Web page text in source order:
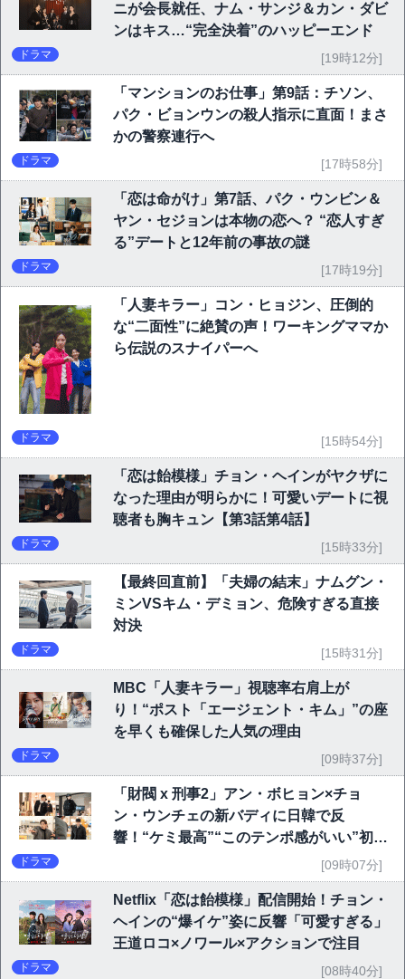
ニが会長就任、ナム・サンジ＆カン・ダビ
ンはキス…“完全決着”のハッピーエンド
ドラマ [19時12分]
「マンションのお仕事」第9話：チソン、
パク・ビョンウンの殺人指示に直面！まさ
かの警察連行へ
ドラマ [17時58分]
「恋は命がけ」第7話、パク・ウンビン＆
ヤン・セジョンは本物の恋へ？ “恋人すぎ
る”デートと12年前の事故の謎
ドラマ [17時19分]
「人妻キラー」コン・ヒョジン、圧倒的
な“二面性”に絶賛の声！ワーキングママか
ら伝説のスナイパーへ
ドラマ [15時54分]
「恋は飴模様」チョン・ヘインがヤクザに
なった理由が明らかに！可愛いデートに視
聴者も胸キュン【第3話第4話】
ドラマ [15時33分]
【最終回直前】「夫婦の結末」ナムグン・
ミンVSキム・デミョン、危険すぎる直接
対決
ドラマ [15時31分]
MBC「人妻キラー」視聴率右肩上が
り！“ポスト「エージェント・キム」”の座
を早くも確保した人気の理由
ドラマ [09時37分]
「財閥 x 刑事2」アン・ボヒョン×チョ
ン・ウンチェの新バディに日韓で反
響！“ケミ最高”“このテンポ感がいい”初回
ドラマ [09時07分]
Netflix「恋は飴模様」配信開始！チョン・
ヘインの“爆イケ”姿に反響「可愛すぎる」
王道ロコ×ノワール×アクションで注目
ドラマ [08時40分]